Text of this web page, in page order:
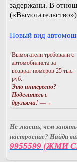
задержаны. В
Новый вид
Вымогатели требовали с
автомобилиста за
возврат номеров 25 тыс.
руб.
Это интересно?
Поделитесь с
друзьями! —→
Не знаешь, чем
настроение? Найди
9955599 (ЖМИ